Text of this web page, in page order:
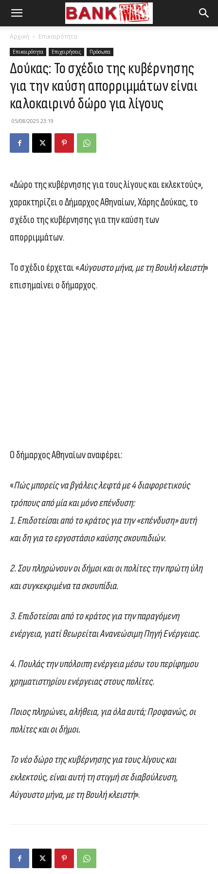
Αρχική Επικαιρότητα
Επικαιρότητα Επιχειρήσεις Πρόσωπα
Δούκας: Το σχέδιο της κυβέρνησης
για την καύση απορριμμάτων είναι
καλοκαιρινό δώρο για λίγους
05/08/2025 23:19
«Δώρο της κυβέρνησης για τους λίγους και εκλεκτούς»,
χαρακτηρίζει ο Δήμαρχος Αθηναίων, Χάρης Δούκας, το
σχέδιο της κυβέρνησης για την καύση των
απορριμμάτων.
Το σχέδιο έρχεται «Αύγουστο μήνα, με τη Βουλή κλειστή»
επισημαίνει ο δήμαρχος.
Ο δήμαρχος Αθηναίων αναφέρει:
«Πώς μπορείς να βγάλεις λεφτά με 4 διαφορετικούς
τρόπους από μία και μόνο επένδυση:
1. Επιδοτείσαι από το κράτος για την «επένδυση» αυτή
και δη για το εργοστάσιο καύσης σκουπιδιών.
2. Σου πληρώνουν οι δήμοι και οι πολίτες την πρώτη ύλη
και συγκεκριμένα τα σκουπίδια.
3. Επιδοτείσαι από το κράτος για την παραγόμενη
ενέργεια, γιατί θεωρείται Ανανεώσιμη Πηγή Ενέργειας.
4. ⁠Πουλάς την υπόλοιπη ενέργεια μέσω του περίφημου
χρηματιστηρίου ενέργειας στους πολίτες.
Ποιος πληρώνει, αλήθεια, για όλα αυτά; Προφανώς, οι
πολίτες και οι δήμοι.
Το νέο δώρο της κυβέρνησης για τους λίγους και
εκλεκτούς, είναι αυτή τη στιγμή σε διαβούλευση,
Αύγουστο μήνα, με τη Βουλή κλειστή».